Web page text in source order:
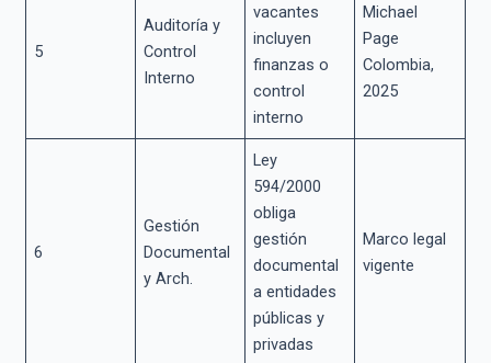
5
Auditoría y
Control
Interno
vacantes
incluyen
finanzas o
control
interno
Michael
Page
Colombia,
2025
6
Gestión
Documental
y Arch.
Ley
594/2000
obliga
gestión
documental
a entidades
públicas y
privadas
Marco legal
vigente